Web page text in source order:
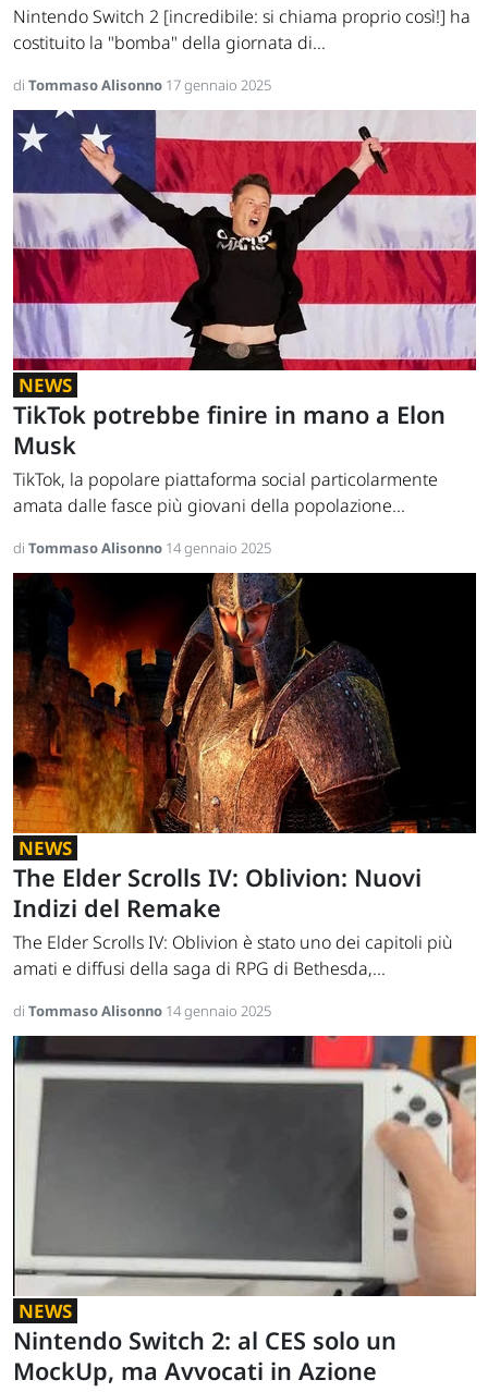
Nintendo Switch 2 [incredibile: si chiama proprio così!] ha
costituito la "bomba" della giornata di...
di Tommaso Alisonno 17 gennaio 2025
NEWS
TikTok potrebbe finire in mano a Elon
Musk
TikTok, la popolare piattaforma social particolarmente
amata dalle fasce più giovani della popolazione...
di Tommaso Alisonno 14 gennaio 2025
NEWS
The Elder Scrolls IV: Oblivion: Nuovi
Indizi del Remake
The Elder Scrolls IV: Oblivion è stato uno dei capitoli più
amati e diffusi della saga di RPG di Bethesda,...
di Tommaso Alisonno 14 gennaio 2025
NEWS
Nintendo Switch 2: al CES solo un
MockUp, ma Avvocati in Azione